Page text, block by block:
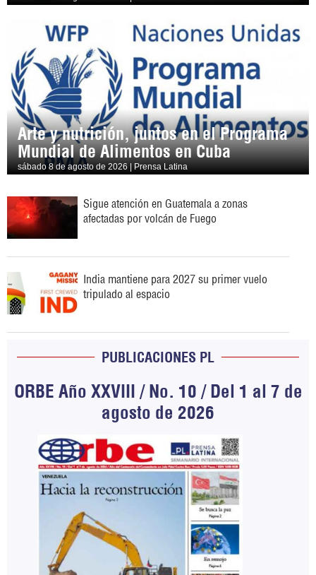
Arte y nutrición, juntos en el Programa
Mundial de Alimentos en Cuba
sábado 8 de agosto de 2026 | Prensa Latina
Sigue atención en Guatemala a zonas
afectadas por volcán de Fuego
India mantiene para 2027 su primer vuelo
tripulado al espacio
PUBLICACIONES PL
ORBE Año XXVIII / No. 10 / Del 1 al 7 de
agosto de 2026